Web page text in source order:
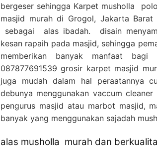
bergeser sehingga Karpet musholla
masjid murah di Grogol, Jakarta
sebagai alas ibadah. disain
kesan rapaih pada masjid, sehingga
memberikan banyak manfaat
087877691539 grosir karpet masjid
juga mudah dalam hal peraatannya
debunya menggunakan vaccum
pengurus masjid atau marbot masjid,
banyak yang menggunakan sajadah
alas musholla murah dan